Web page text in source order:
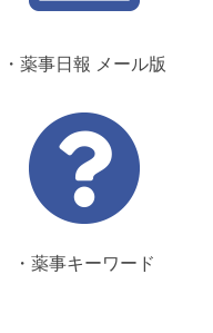
・薬事日報 メール版
・薬事キーワード